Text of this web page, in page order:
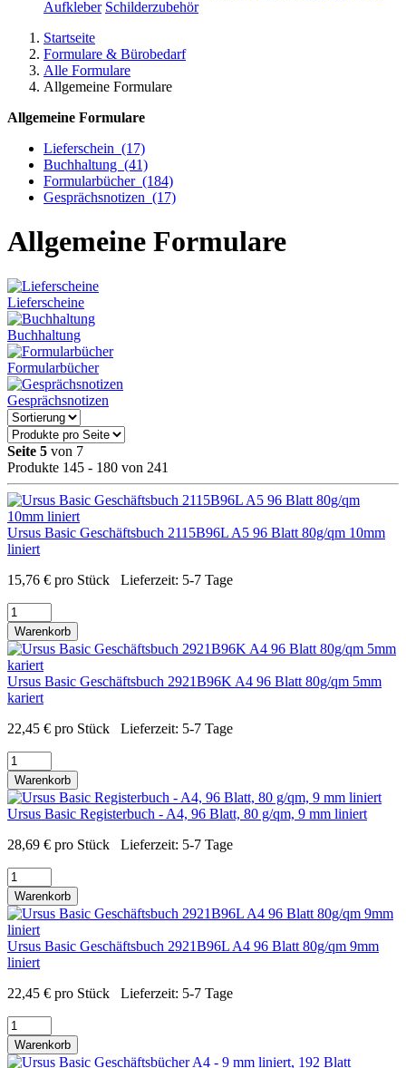
Aufkleber Schilderzubehör
Startseite
Formulare & Bürobedarf
Alle Formulare
Allgemeine Formulare
Allgemeine Formulare
Lieferschein (17)
Buchhaltung (41)
Formularbücher (184)
Gesprächsnotizen (17)
Allgemeine Formulare
Lieferscheine
Buchhaltung
Formularbücher
Gesprächsnotizen
Seite 5 von 7
Produkte 145 - 180 von 241
Ursus Basic Geschäftsbuch 2115B96L A5 96 Blatt 80g/qm 10mm
liniert
15,76 € pro Stück Lieferzeit: 5-7 Tage
Warenkorb
Ursus Basic Geschäftsbuch 2921B96K A4 96 Blatt 80g/qm 5mm
kariert
22,45 € pro Stück Lieferzeit: 5-7 Tage
Warenkorb
Ursus Basic Registerbuch - A4, 96 Blatt, 80 g/qm, 9 mm liniert
28,69 € pro Stück Lieferzeit: 5-7 Tage
Warenkorb
Ursus Basic Geschäftsbuch 2921B96L A4 96 Blatt 80g/qm 9mm
liniert
22,45 € pro Stück Lieferzeit: 5-7 Tage
Warenkorb